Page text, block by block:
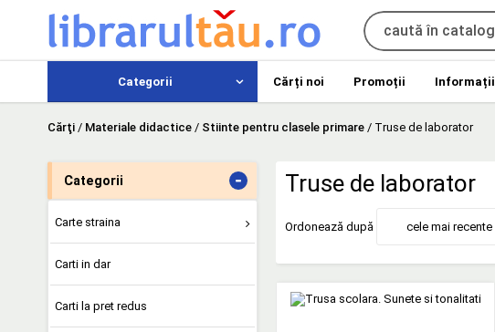
Categorii Cărți noi Promoții Informații
Cărţi / Materiale didactice / Stiinte pentru clasele primare / Truse de laborator
Categorii -
Carte straina
Carti in dar
Carti la pret redus
Truse de laborator
Ordonează după cele mai recente